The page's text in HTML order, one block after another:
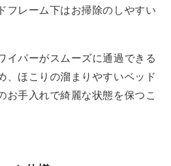
フレーム下はお掃除のしやすい
イパーがスムーズに通過できる
、ほこりの溜まりやすいベッド
お手入れで綺麗な状態を保つこ